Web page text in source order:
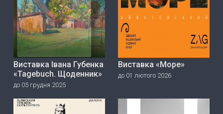
Виставка Івана Губенка
«Tagebuch. Щоденник»
до 05 грудня 2025
Виставка «Море»
до 01 лютого 2026